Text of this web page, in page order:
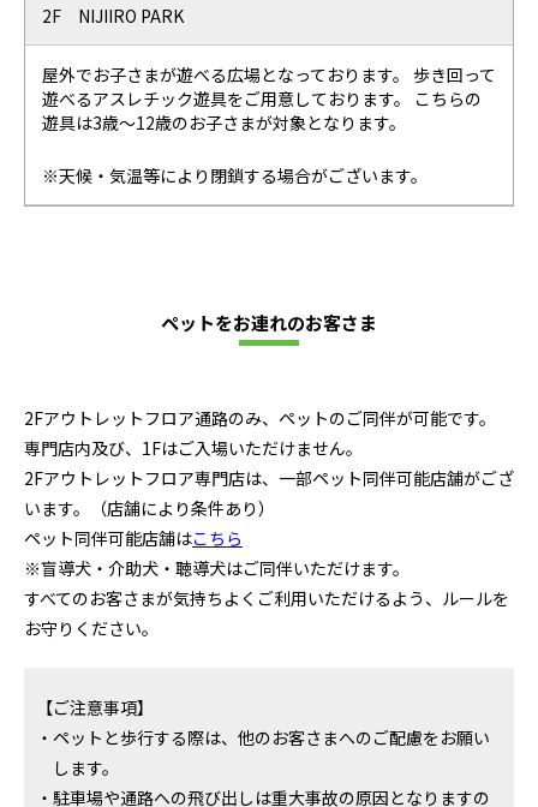
2F NIJIIRO PARK
屋外でお子さまが遊べる広場となっております。 歩き回って
遊べるアスレチック遊具をご用意しております。 こちらの
遊具は3歳～12歳のお子さまが対象となります。
※天候・気温等により閉鎖する場合がございます。
ペットをお連れのお客さま
2Fアウトレットフロア通路のみ、ペットのご同伴が可能です。
専門店内及び、1Fはご入場いただけません。
2Fアウトレットフロア専門店は、一部ペット同伴可能店舗がござ
います。（店舗により条件あり）
ペット同伴可能店舗はこちら
※盲導犬・介助犬・聴導犬はご同伴いただけます。
すべてのお客さまが気持ちよくご利用いただけるよう、ルールを
お守りください。
【ご注意事項】
・ペットと歩行する際は、他のお客さまへのご配慮をお願い
します。
・駐車場や通路への飛び出しは重大事故の原因となりますの